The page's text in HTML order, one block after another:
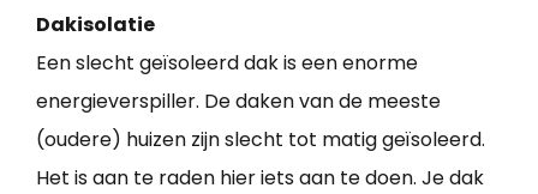
Dakisolatie
Een slecht geïsoleerd dak is een enorme
energieverspiller. De daken van de meeste
(oudere) huizen zijn slecht tot matig geïsoleerd.
Het is aan te raden hier iets aan te doen. Je dak